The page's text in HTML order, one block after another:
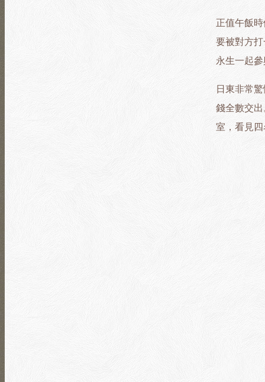
正值午飯
要被對方
永生一起
日東非常
錢全數交
室，看見